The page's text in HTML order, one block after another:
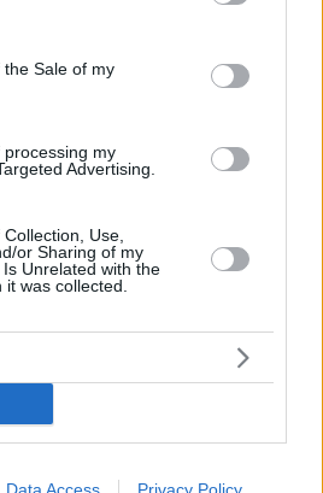
Google and its third-party tags to
purposes in below Google
Sale of my
my
Advertising.
Use,
or Sharing of my
Unrelated with the
was collected.
Data Access Privacy Policy